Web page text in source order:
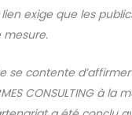
lien exige que les
se contente
CONSULTING à